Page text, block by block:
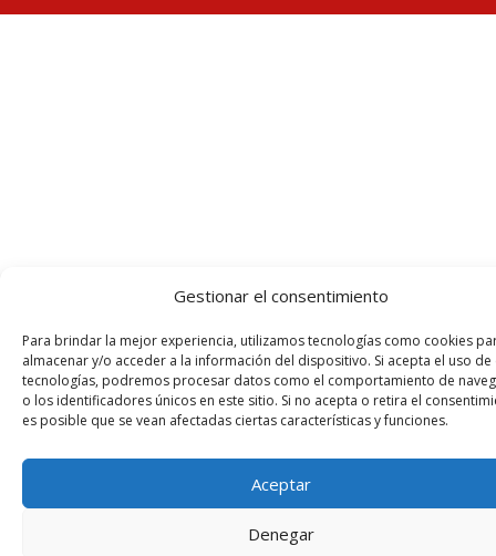
Gestionar el consentimiento
Para brindar la mejor experiencia, utilizamos tecnologías como cookies
almacenar y/o acceder a la información del dispositivo. Si acepta el uso de
tecnologías, podremos procesar datos como el comportamiento de
o los identificadores únicos en este sitio. Si no acepta o retira el
es posible que se vean afectadas ciertas características y funciones.
Aceptar
Denegar